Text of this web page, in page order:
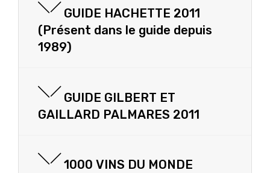
GUIDE HACHETTE 2011
(Présent dans le guide depuis
1989)
GUIDE GILBERT ET
GAILLARD PALMARES 2011
1000 VINS DU MONDE